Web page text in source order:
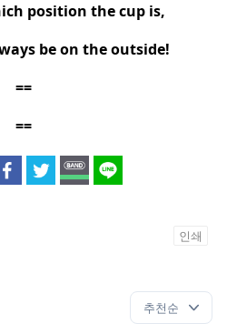
position the cup is,
be on the outside!
==
==
인쇄